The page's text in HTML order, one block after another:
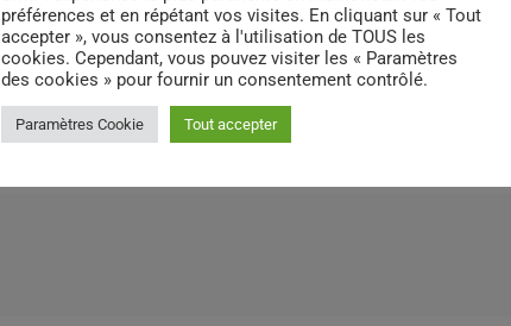
préférences et en répétant vos visites. En cliquant sur « Tout
accepter », vous consentez à l'utilisation de TOUS les
cookies. Cependant, vous pouvez visiter les « Paramètres
des cookies » pour fournir un consentement contrôlé.
Paramètres Cookie Tout accepter